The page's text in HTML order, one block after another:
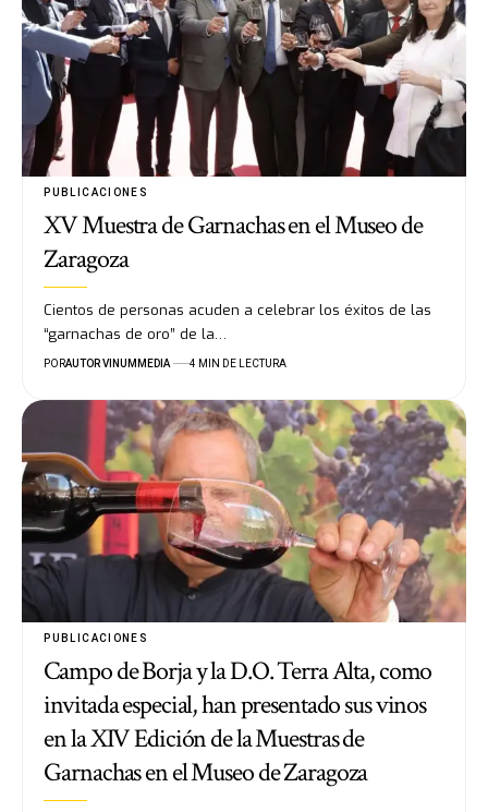
PUBLICACIONES
XV Muestra de Garnachas en el Museo de
Zaragoza
Cientos de personas acuden a celebrar los éxitos de las
“garnachas de oro” de la…
PORAUTOR VINUMMEDIA 4 MIN DE LECTURA
PUBLICACIONES
Campo de Borja y la D.O. Terra Alta, como
invitada especial, han presentado sus vinos
en la XIV Edición de la Muestras de
Garnachas en el Museo de Zaragoza